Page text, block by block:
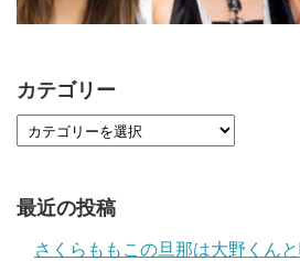
カテゴリー
最近の投稿
さくらももこの旦那は大野くん